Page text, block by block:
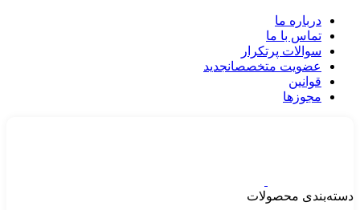
درباره ما
تماس با ما
سوالات پرتکرار
عضویت متخصصانجدید
قوانین
مجوزها
دسته‌بندی محصولات